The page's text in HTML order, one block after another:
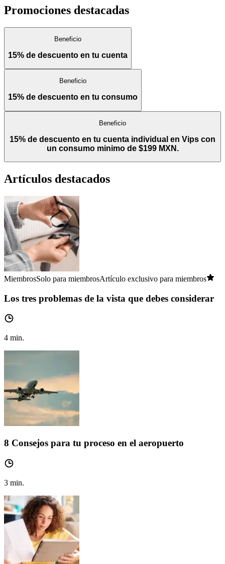
Promociones destacadas
Beneficio
15% de descuento en tu cuenta
Beneficio
15% de descuento en tu consumo
Beneficio
15% de descuento en tu cuenta individual en Vips con
un consumo minimo de $199 MXN.
Artículos destacados
MiembrosSolo para miembrosArtículo exclusivo para miembros
Los tres problemas de la vista que debes considerar
4 min.
8 Consejos para tu proceso en el aeropuerto
3 min.